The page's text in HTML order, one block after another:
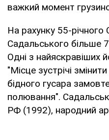
важкий момент
На рахунку 55-річного
Садальського більше
Одні з найяскравіших
"Місце зустрічі
бідного гусара
полювання".
РФ (1992), народний